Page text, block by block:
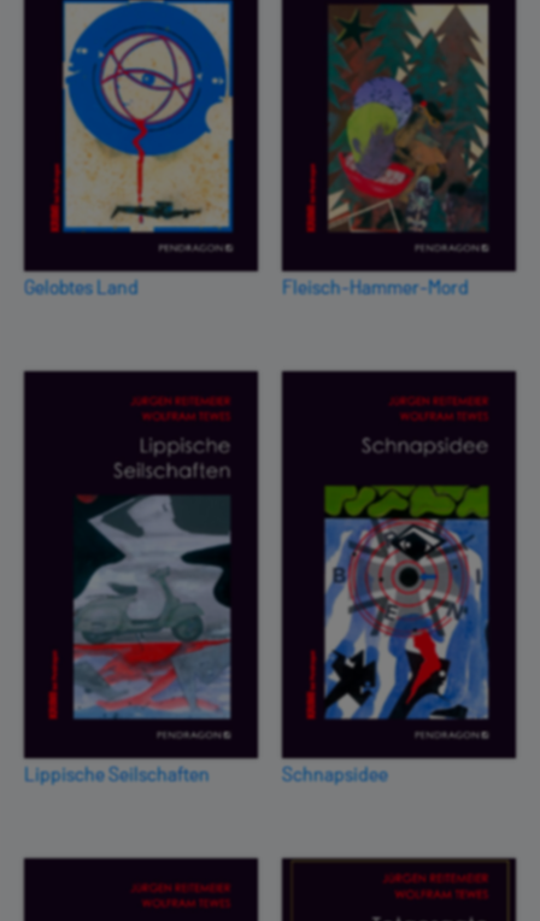
Gelobtes Land Fleisch-Hammer-Mord
Lippische Seilschaften Schnapsidee